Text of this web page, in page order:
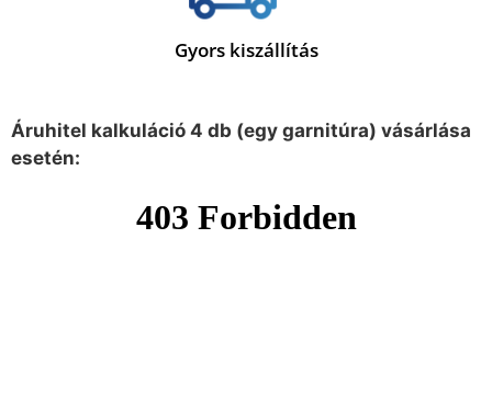
Gyors kiszállítás
Áruhitel kalkuláció 4 db (egy garnitúra) vásárlása
esetén: